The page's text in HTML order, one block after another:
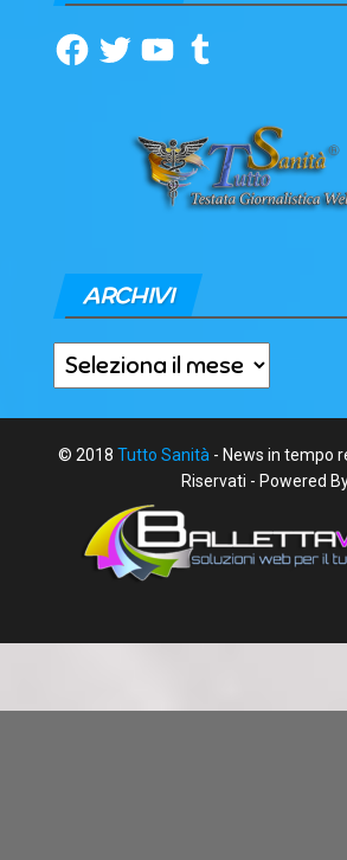
Facebook
TwitterYouTubeTumblr
ARCHIVI
Archivi
© 2018 Tutto Sanità - News in tempo
Riservati - Powered